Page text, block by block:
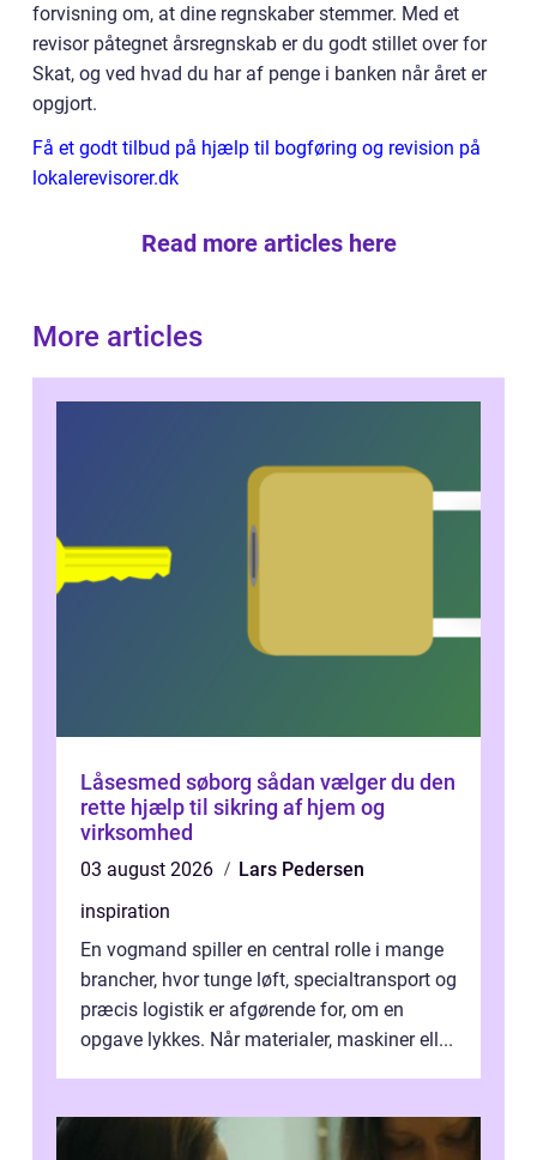
forvisning om, at dine regnskaber stemmer. Med et
revisor påtegnet årsregnskab er du godt stillet over for
Skat, og ved hvad du har af penge i banken når året er
opgjort.
Få et godt tilbud på hjælp til bogføring og revision på
lokalerevisorer.dk
Read more articles here
More articles
Låsesmed søborg sådan vælger du den
rette hjælp til sikring af hjem og
virksomhed
03 august 2026
Lars Pedersen
inspiration
En vogmand spiller en central rolle i mange
brancher, hvor tunge løft, specialtransport og
præcis logistik er afgørende for, om en
opgave lykkes. Når materialer, maskiner ell...